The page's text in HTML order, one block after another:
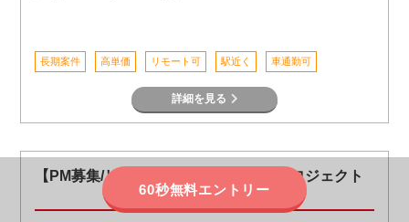
長期案件 高単価 リモート可 駅近く 車通勤可
詳細を見る
【PM募集/リモート可/長期】AD統合プロジェクト
60秒無料エントリー